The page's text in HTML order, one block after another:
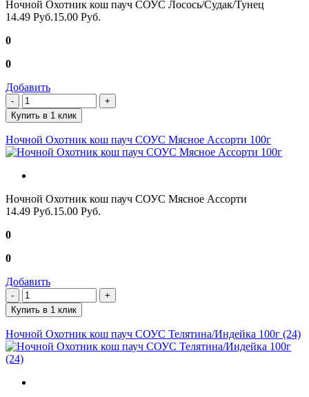
Ночной Охотник кош пауч СОУС Лосось/Судак/Тунец
14.49 Руб.15.00 Руб.
0
0
Добавить
Купить в 1 клик
Ночной Охотник кош пауч СОУС Мясное Ассорти 100г
Ночной Охотник кош пауч СОУС Мясное Ассорти
14.49 Руб.15.00 Руб.
0
0
Добавить
Купить в 1 клик
Ночной Охотник кош пауч СОУС Телятина/Индейка 100г (24)